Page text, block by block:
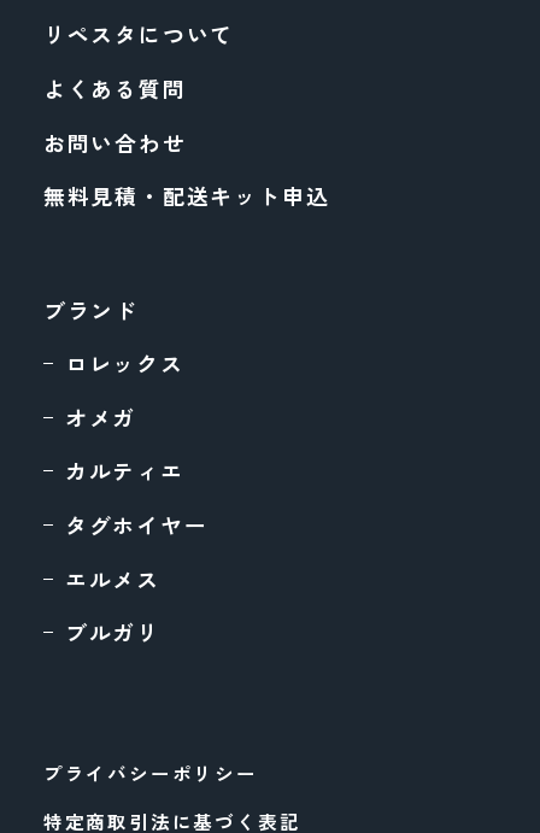
リペスタについて
よくある質問
お問い合わせ
無料見積・配送キット申込
ブランド
ロレックス
オメガ
カルティエ
タグホイヤー
エルメス
ブルガリ
プライバシーポリシー
特定商取引法に基づく表記